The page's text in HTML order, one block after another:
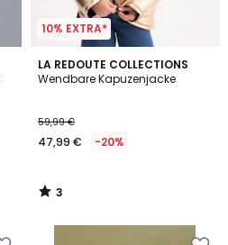
10% EXTRA*
LA REDOUTE COLLECTIONS
Wendbare Kapuzenjacke
59,99 €
47,99 € -20%
3
/
3
/